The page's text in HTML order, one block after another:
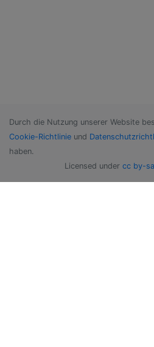
Durch die Nutzung unserer Website
Cookie-Richtlinie und
haben.
Licensed under cc by-